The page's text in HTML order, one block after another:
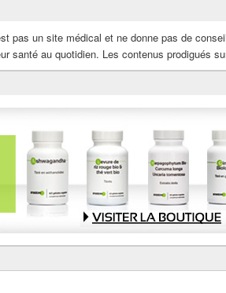
pas un site médical et ne donne pas de
santé au quotidien. Les contenus prodigués